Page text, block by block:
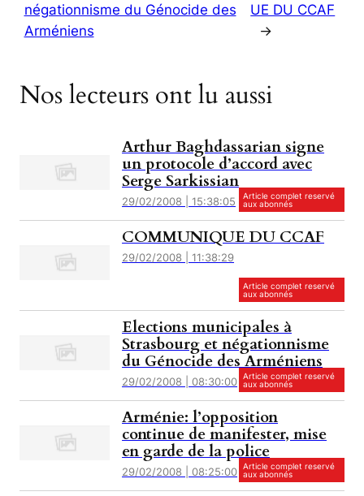
négationnisme du Génocide des
Arméniens
UE DU CCAF
→
Nos lecteurs ont lu aussi
Arthur Baghdassarian signe
un protocole d’accord avec
Serge Sarkissian
29/02/2008 | 15:38:05
Article complet reservé
aux abonnés
COMMUNIQUE DU CCAF
29/02/2008 | 11:38:29
Article complet reservé
aux abonnés
Elections municipales à
Strasbourg et négationnisme
du Génocide des Arméniens
29/02/2008 | 08:30:00 Article complet reservé
aux abonnés
Arménie: l’opposition
continue de manifester, mise
en garde de la police
29/02/2008 | 08:25:00 Article complet reservé
aux abonnés